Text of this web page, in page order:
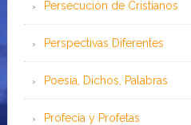
Persecución de Cristianos
Perspectivas Diferentes
Poesía, Dichos, Palabras
Profecía y Profetas